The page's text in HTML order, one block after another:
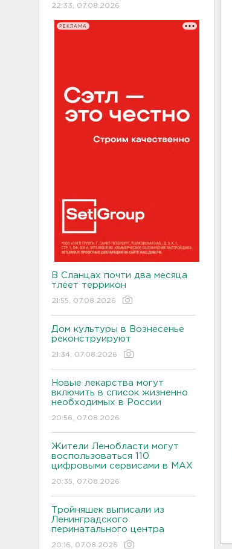
22:33, 07.08.2026
РЕКЛАМА
В Сланцах почти два месяца
тлеет террикон
21:55, 07.08.2026
Дом культуры в Вознесенье
реконструируют
21:34, 07.08.2026
Новые лекарства могут
включить в список жизненно
необходимых в России
20:56, 07.08.2026
Жители Ленобласти могут
воспользоваться 110
цифровыми сервисами в МАХ
20:35, 07.08.2026
Тройняшек выписали из
Ленинградского
перинатального центра
20:16, 07.08.2026